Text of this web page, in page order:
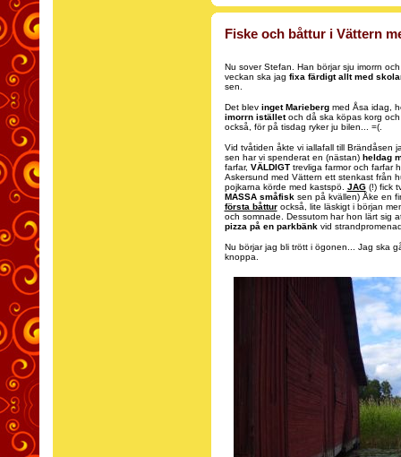
Fiske och båttur i Vättern
Nu sover Stefan. Han börjar sju imorrn
veckan ska jag fixa färdigt allt med
sen.
Det blev inget Mariebergmed Åsa idag,
imorrn iställetoch då ska köpas korg
också, för på tisdag ryker ju bilen... =(.
Vid tvåtiden åkte vi iallafall till Brändåsen
sen har vi spenderat en (nästan) heldag
farfar, VÄLDIGTtrevliga farmor och farfar
Askersund med Vättern ett stenkast från
pojkarna körde med kastspö. JAG(!) fick
MASSA småfisksen på kvällen) Åke en
första båtturockså, lite läskigt i början
och somnade. Dessutom har hon lärt sig
pizza på en parkbänkvid
Nu börjar jag bli trött i ögonen... Jag ska
knoppa.